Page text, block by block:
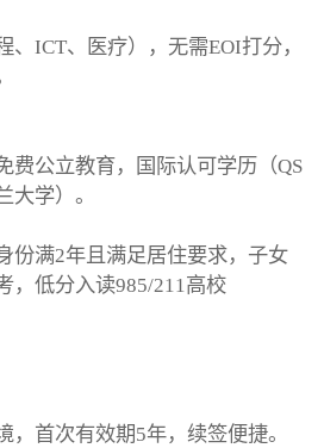
、ICT、医疗），无需EOI打分，
费公立教育，国际认可学历（QS
大学）。
份满2年且满足居住要求，子女
，低分入读985/211高校
，首次有效期5年，续签便捷。